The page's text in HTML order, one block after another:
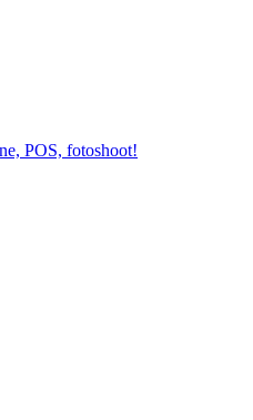
POS, fotoshoot!